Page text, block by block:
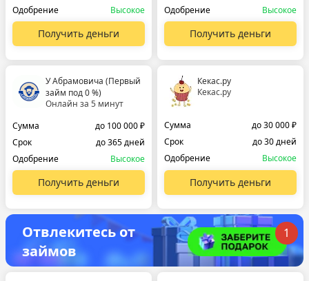
Одобрение
Высокое
Получить деньги
Одобрение
Высокое
Получить деньги
У Абрамовича (Первый
займ под 0 %)
Онлайн за 5 минут
Сумма
до 100 000 ₽
Срок
до 365 дней
Одобрение
Высокое
Получить деньги
Кекас.ру
Кекас.ру
Сумма
до 30 000 ₽
Срок
до 30 дней
Одобрение
Высокое
Получить деньги
Отвлекитесь от
займов
1